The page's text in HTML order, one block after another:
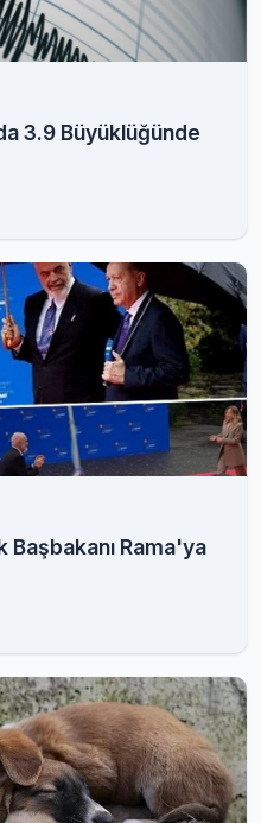
3.9 Büyüklüğünde
Rama'ya